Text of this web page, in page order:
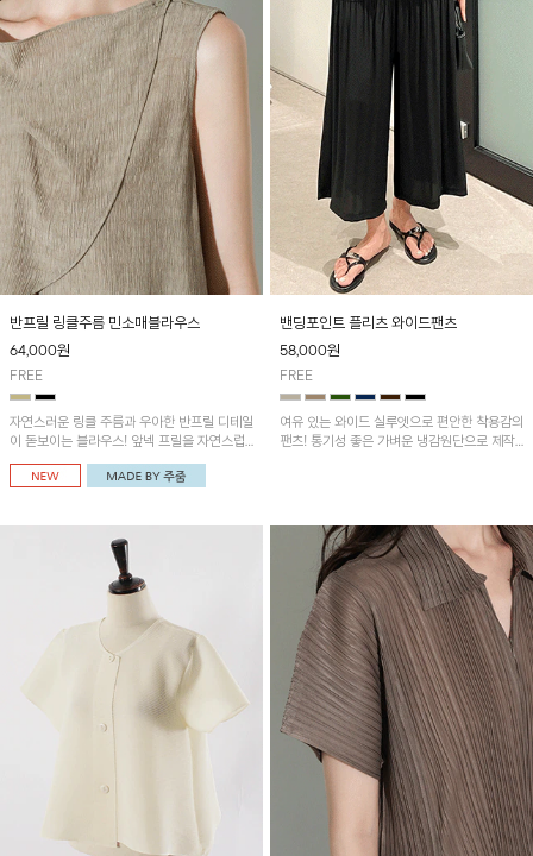
반프릴 링클주름 민소매블라우스
64,000원
FREE
자연스러운 링클 주름과 우아한 반프릴 디테일
이 돋보이는 블라우스! 앞넥 프릴을 자연스럽
게 내려 여성스러운 무드로 연출하거나, 어깨
옆 단추에 걸어 세련된 카울넥 스타일로 연출
밴딩포인트 플리츠 와이드팬츠
58,000원
FREE
여유 있는 와이드 실루엣으로 편안한 착용감의
팬츠! 통기성 좋은 가벼운 냉감원단으로 제작